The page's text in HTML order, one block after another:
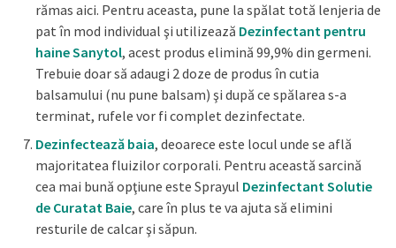
rămas aici. Pentru aceasta, pune la spălat totă lenjeria de
pat în mod individual şi utilizează Dezinfectant pentru
haine Sanytol, acest produs elimină 99,9% din germeni.
Trebuie doar să adaugi 2 doze de produs în cutia
balsamului (nu pune balsam) şi după ce spălarea s-a
terminat, rufele vor fi complet dezinfectate.
Dezinfectează baia, deoarece este locul unde se află
majoritatea fluizilor corporali. Pentru această sarcină
cea mai bună opţiune este Sprayul Dezinfectant Solutie
de Curatat Baie, care în plus te va ajuta să elimini
resturile de calcar şi săpun.